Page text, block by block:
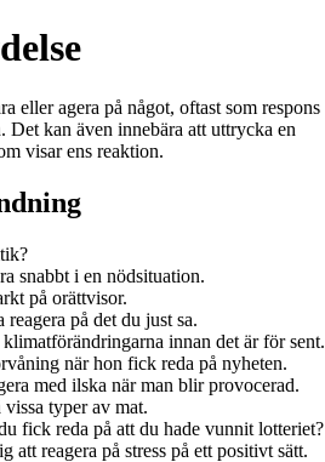
eller agera på något, oftast som respons
Det kan även innebära att uttrycka en
visar ens reaktion.
snabbt i en nödsituation.
på orättvisor.
på det du just sa.
innan det är för sent.
när hon fick reda på nyheten.
med ilska när man blir provocerad.
typer av mat.
fick reda på att du hade vunnit lotteriet?
att reagera på stress på ett positivt sätt.